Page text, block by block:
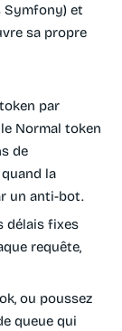
Symfony) et
sa propre
par
Normal token
de
la
un anti-bot.
délais fixes
requête,
ou poussez
queue qui